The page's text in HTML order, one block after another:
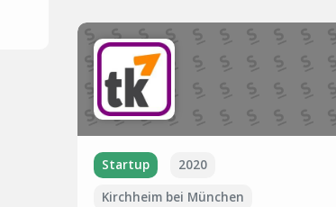
Startup
2020
Kirchheim bei München